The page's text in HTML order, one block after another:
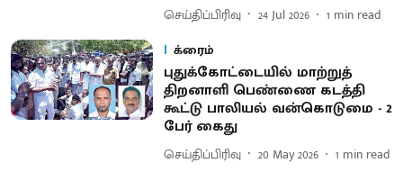
செய்திப்பிரிவு 24 Jul 2026 1 min read
க்ரைம்
புதுக்கோட்டையில் மாற்றுத்
திறனாளி பெண்ணை கடத்தி
கூட்டு பாலியல் வன்கொடுமை - 2
பேர் கைது
செய்திப்பிரிவு 20 May 2026 1 min read